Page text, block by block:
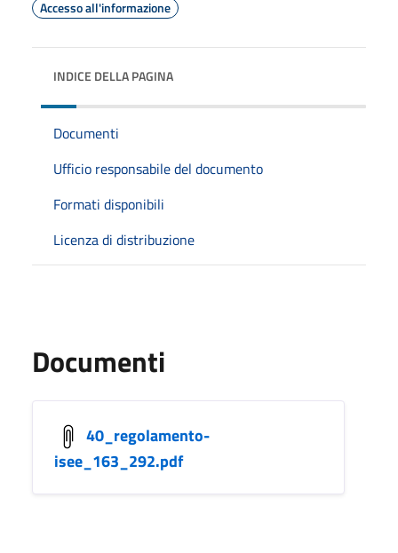
Accesso all'informazione
INDICE DELLA PAGINA
Documenti
Ufficio responsabile del documento
Formati disponibili
Licenza di distribuzione
Documenti
40_regolamento-
isee_163_292.pdf